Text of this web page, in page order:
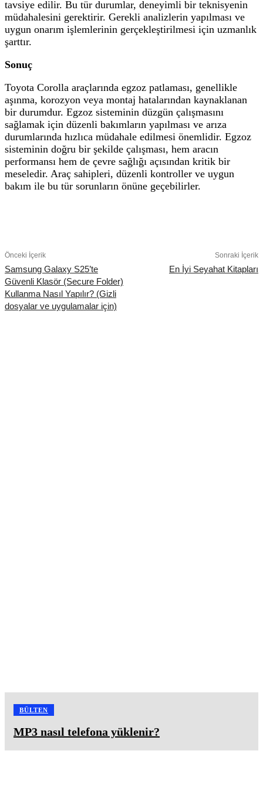
tavsiye edilir. Bu tür durumlar, deneyimli bir teknisyenin
müdahalesini gerektirir. Gerekli analizlerin yapılması ve
uygun onarım işlemlerinin gerçekleştirilmesi için uzmanlık
şarttır.
Sonuç
Toyota Corolla araçlarında egzoz patlaması, genellikle
aşınma, korozyon veya montaj hatalarından kaynaklanan
bir durumdur. Egzoz sisteminin düzgün çalışmasını
sağlamak için düzenli bakımların yapılması ve arıza
durumlarında hızlıca müdahale edilmesi önemlidir. Egzoz
sisteminin doğru bir şekilde çalışması, hem aracın
performansı hem de çevre sağlığı açısından kritik bir
meseledir. Araç sahipleri, düzenli kontroller ve uygun
bakım ile bu tür sorunların önüne geçebilirler.
Önceki İçerik
Samsung Galaxy S25’te
Güvenli Klasör (Secure Folder)
Kullanma Nasıl Yapılır? (Gizli
dosyalar ve uygulamalar için)
Sonraki İçerik
En İyi Seyahat Kitapları
BÜLTEN
MP3 nasıl telefona yüklenir?